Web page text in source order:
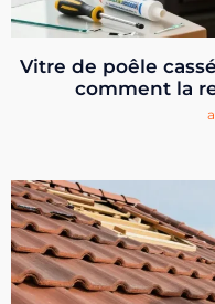
Vitre de poêle
comment la